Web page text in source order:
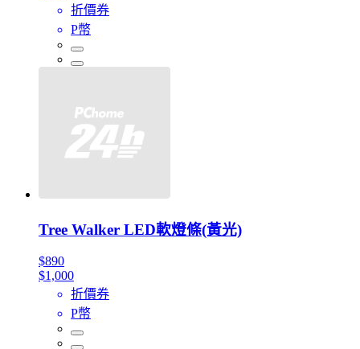
折價券
P幣
Tree Walker LED軟燈條(黃光)
$890
$1,000
折價券
P幣